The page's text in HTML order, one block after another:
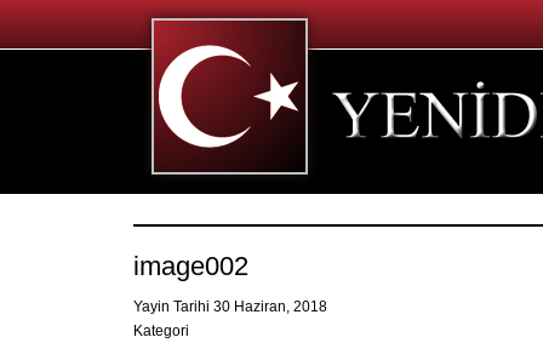
image002
Yayin Tarihi 30 Haziran, 2018
Kategori